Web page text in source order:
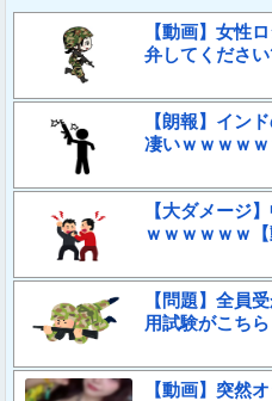
【動画】女性
弁してくださ
【朗報】イン
凄いｗｗｗｗ
【大ダメージ
ｗｗｗｗｗｗ【
【問題】全員
用試験がこち
【動画】突然